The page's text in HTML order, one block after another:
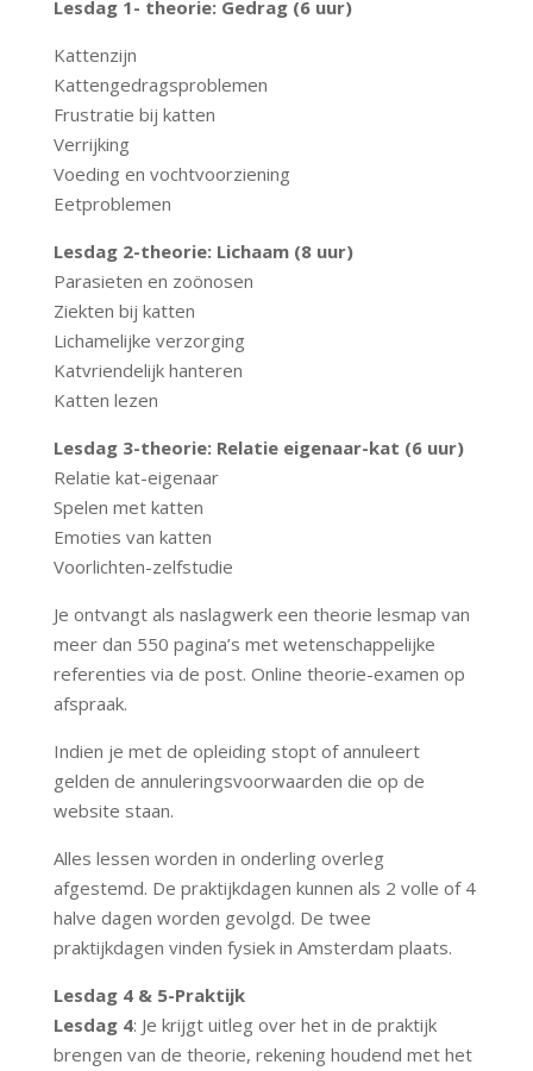
Lesdag 1- theorie: Gedrag (6 uur)
Kattenzijn
Kattengedragsproblemen
Frustratie bij katten
Verrijking
Voeding en vochtvoorziening
Eetproblemen
Lesdag 2-theorie: Lichaam (8 uur)
Parasieten en zoönosen
Ziekten bij katten
Lichamelijke verzorging
Katvriendelijk hanteren
Katten lezen
Lesdag 3-theorie: Relatie eigenaar-kat (6 uur)
Relatie kat-eigenaar
Spelen met katten
Emoties van katten
Voorlichten-zelfstudie
Je ontvangt als naslagwerk een theorie lesmap van
meer dan 550 pagina’s met wetenschappelijke
referenties via de post. Online theorie-examen op
afspraak.
Indien je met de opleiding stopt of annuleert
gelden de annuleringsvoorwaarden die op de
website staan.
Alles lessen worden in onderling overleg
afgestemd. De praktijkdagen kunnen als 2 volle of 4
halve dagen worden gevolgd. De twee
praktijkdagen vinden fysiek in Amsterdam plaats.
Lesdag 4 & 5-Praktijk
Lesdag 4: Je krijgt uitleg over het in de praktijk
brengen van de theorie, rekening houdend met het